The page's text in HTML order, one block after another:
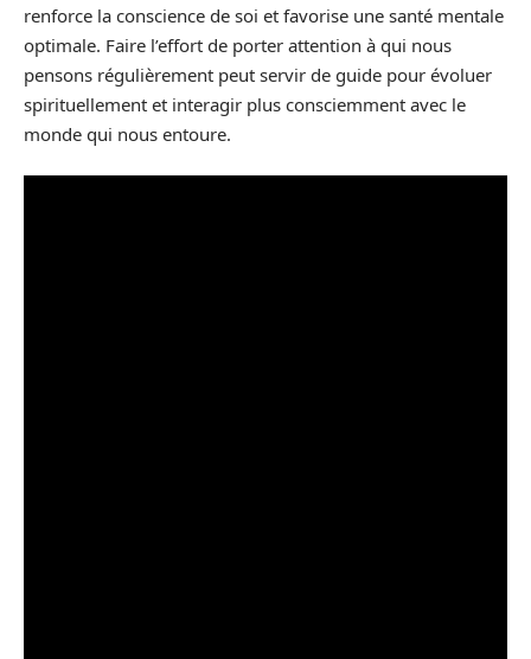
renforce la conscience de soi et favorise une santé mentale
optimale. Faire l’effort de porter attention à qui nous
pensons régulièrement peut servir de guide pour évoluer
spirituellement et interagir plus consciemment avec le
monde qui nous entoure.